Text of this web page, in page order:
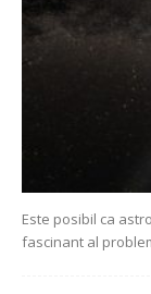
Este posibil ca
fascinant al